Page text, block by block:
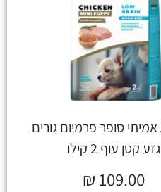
AMITY אמיתי סופר פרמיום גורים
גזע קטן עוף 2 קילו
₪ 109.00